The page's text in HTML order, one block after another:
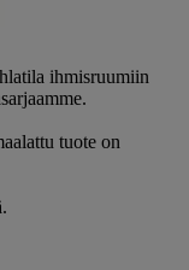
ihmisruumiin
tuote on